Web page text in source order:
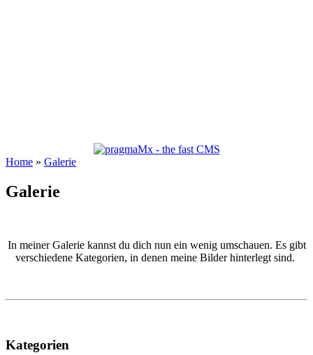
Home » Galerie
Galerie
In meiner Galerie kannst du dich nun ein wenig umschauen. Es gibt
verschiedene Kategorien, in denen meine Bilder hinterlegt sind.
Kategorien